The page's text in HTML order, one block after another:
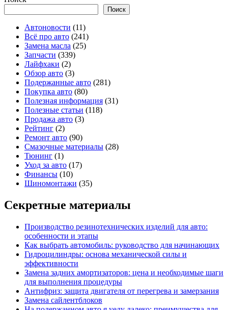
Поиск
Автоновости (11)
Всё про авто (241)
Замена масла (25)
Запчасти (339)
Лайфхаки (2)
Обзор авто (3)
Подержанные авто (281)
Покупка авто (80)
Полезная информация (31)
Полезные статьи (118)
Продажа авто (3)
Рейтинг (2)
Ремонт авто (90)
Смазочные материалы (28)
Тюнинг (1)
Уход за авто (17)
Финансы (10)
Шиномонтажи (35)
Секретные материалы
Производство резинотехнических изделий для авто:
особенности и этапы
Как выбрать автомобиль: руководство для начинающих
Гидроцилиндры: основа механической силы и
эффективности
Замена задних амортизаторов: цена и необходимые шаги
для выполнения процедуры
Антифриз: защита двигателя от перегрева и замерзания
Замена сайлентблоков